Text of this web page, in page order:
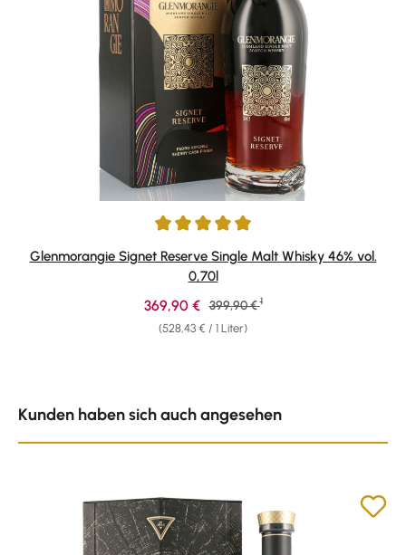
Durchschnittliche Bewertung von 5 von 5 Sternen
Glenmorangie Signet Reserve Single Malt Whisky 46% vol.
0,70l
(528,43 € / 1 Liter)
Verkaufspreis:
369,90 € Regulärer Preis:
399,90 € 1
Kunden haben sich auch angesehen